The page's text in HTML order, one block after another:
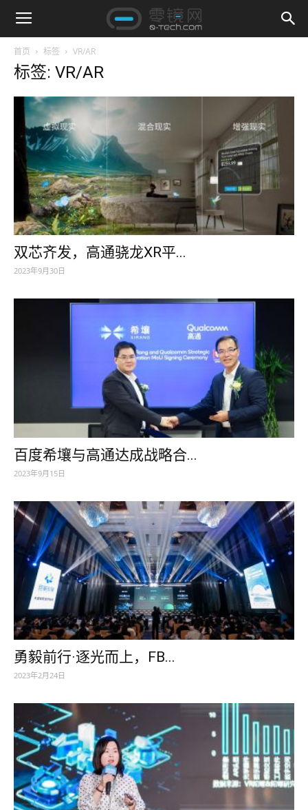
首页 标签 VR/AR
标签: VR/AR
双芯齐发，高通骁龙XR平...
2023年9月30日
百度希壤与高通达成战略合...
2023年9月15日
勇毅前行·逐光而上，FB...
2023年2月24日